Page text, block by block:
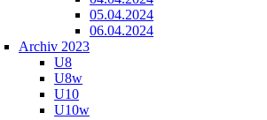
05.04.2024
06.04.2024
Archiv 2023
U8
U8w
U10
U10w